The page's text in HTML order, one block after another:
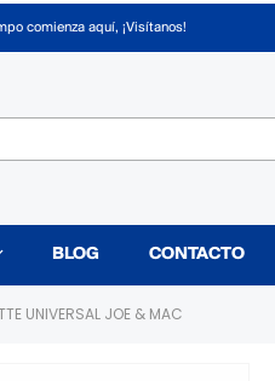
comienza aquí, ¡Visítanos!
BLOG CONTACTO
UNIVERSAL JOE & MAC